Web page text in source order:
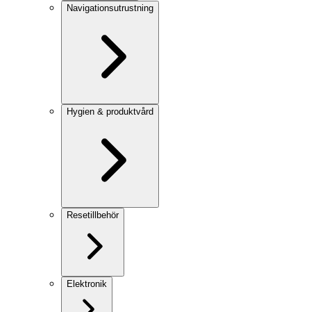
Navigationsutrustning
Hygien & produktvård
Resetillbehör
Elektronik